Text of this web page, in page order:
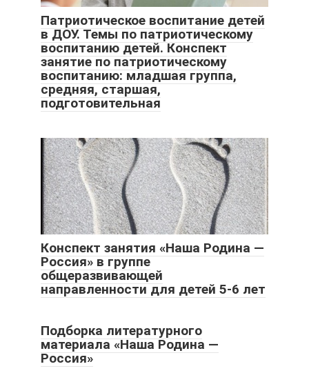
Патриотическое воспитание детей
в ДОУ. Темы по патриотическому
воспитанию детей. Конспект
занятие по патриотическому
воспитанию: младшая группа,
средняя, старшая,
подготовительная
Конспект занятия «Наша Родина —
Россия» в группе
общеразвивающей
направленности для детей 5-6 лет
Подборка литературного
материала «Наша Родина —
Россия»